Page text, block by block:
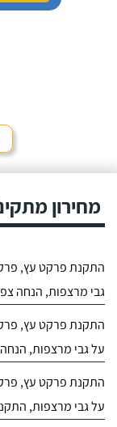
מחירון
התקנת פרקט עץ,
גבי מרצפות, הנחה
התקנת פרקט עץ,
על גבי מרצפות,
התקנת פרקט עץ,
על גבי מרצפות,